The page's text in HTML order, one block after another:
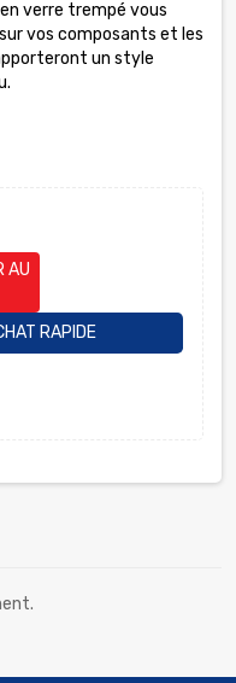
verre trempé vous
vos composants et les
un style
AU
RAPIDE